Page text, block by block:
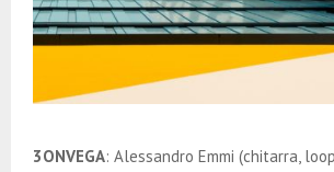
3ONVEGA: Alessandro Emmi (chitarra,